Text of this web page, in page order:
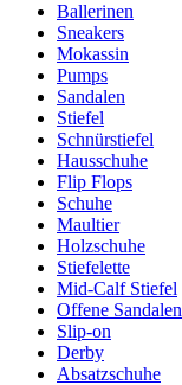
Ballerinen
Sneakers
Mokassin
Pumps
Sandalen
Stiefel
Schnürstiefel
Hausschuhe
Flip Flops
Schuhe
Maultier
Holzschuhe
Stiefelette
Mid-Calf Stiefel
Offene Sandalen
Slip-on
Derby
Absatzschuhe